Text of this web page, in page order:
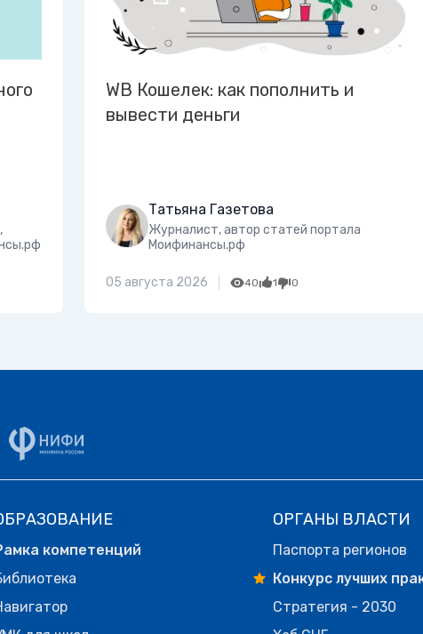
WB Кошелек: как пополнить и
вывести деньги
Татьяна Газетова
Журналист, автор статей портала
Моифинансы.рф
05 августа 2026 40 1 0
компетенций
ОРГАНЫ ВЛАСТИ
Паспорта регионов
Конкурс лучших
Стратегия - 2030